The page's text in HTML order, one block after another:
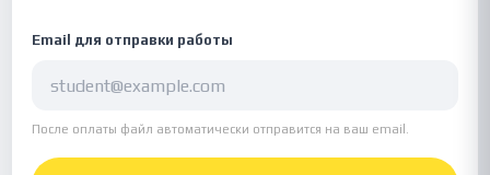
Email для отправки работы
После оплаты файл автоматически отправится на ваш email.